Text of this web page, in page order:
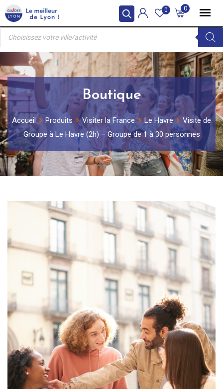
Skip
to
content
0
0
Recherche
produits
Boutique
Accueil Produits Visiter la France Le Havre
Visite de
Groupe à Le Havre (2h) – Groupe de 1 à 30 personnes